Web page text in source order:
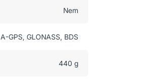
Nem
A-GPS, GLONASS, BDS
440 g